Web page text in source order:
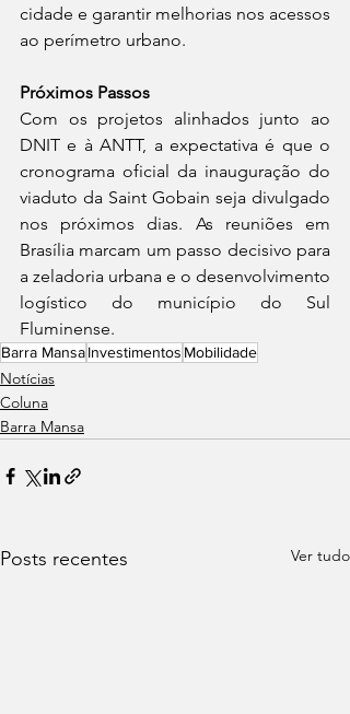
cidade e garantir melhorias nos acessos
ao perímetro urbano.
Próximos Passos
Com os projetos alinhados junto ao
DNIT e à ANTT, a expectativa é que o
cronograma oficial da inauguração do
viaduto da Saint Gobain seja divulgado
nos próximos dias. As reuniões em
Brasília marcam um passo decisivo para
a zeladoria urbana e o desenvolvimento
logístico do município do Sul
Fluminense.
Barra MansaInvestimentos Mobilidade
Notícias
Coluna
Barra Mansa
Posts recentes Ver tudo